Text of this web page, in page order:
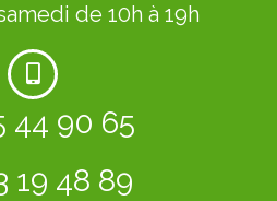
de 10h à 19h
44 90 65
19 48 89